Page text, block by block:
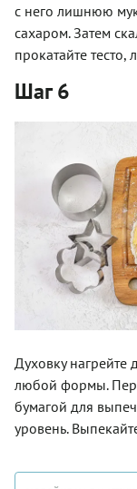
с него лишнюю
сахаром. Затем
прокатайте тесто,
Шаг 6
Духовку нагрейте
любой формы.
бумагой для
уровень.